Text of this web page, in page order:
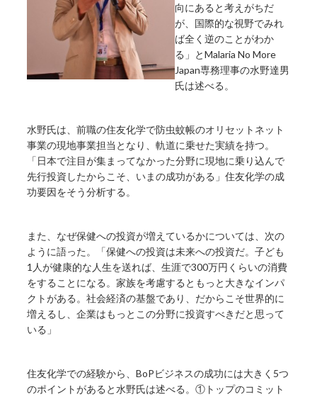
向にあると考えがちだ
が、国際的な視野でみれ
ば全く逆のことがわか
る」とMalaria No More
Japan専務理事の水野達男
氏は述べる。
水野氏は、前職の住友化学で防虫蚊帳のオリセットネット
事業の現地事業担当となり、軌道に乗せた実績を持つ。
「日本で注目が集まってなかった分野に現地に乗り込んで
先行投資したからこそ、いまの成功がある」住友化学の成
功要因をそう分析する。
また、なぜ保健への投資が増えているかについては、次の
ように語った。「保健への投資は未来への投資だ。子ども
1人が健康的な人生を送れば、生涯で300万円くらいの消費
をすることになる。家族を考慮するともっと大きなインパ
クトがある。社会経済の基盤であり、だからこそ世界的に
増えるし、企業はもっとこの分野に投資すべきだと思って
いる」
住友化学での経験から、BoPビジネスの成功には大きく5つ
のポイントがあると水野氏は述べる。①トップのコミット